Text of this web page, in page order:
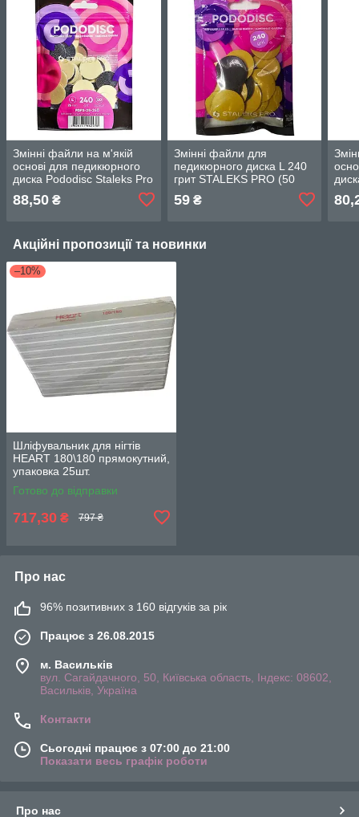
Змінні файли на м'якій
основі для педикюрного
диска Pododisc Staleks Pro
88,50 ₴
Змінні файли для
педикюрного диска L 240
грит STALEKS PRO (50
59₴
Акційні пропозиції та новинки
–10%
Шліфувальник для нігтів
HEART 180\180 прямокутний,
упаковка 25шт.
Готово до відправки
717,30 ₴ 797 ₴
Про нас
96% позитивних з 160 відгуків за рік
Працює з 26.08.2015
м. Васильків
вул. Сагайдачного, 50, Київська область, Індекс: 08602,
Васильків, Україна
Контакти
Сьогодні працює з 07:00 до 21:00
Показати весь графік роботи
Про нас